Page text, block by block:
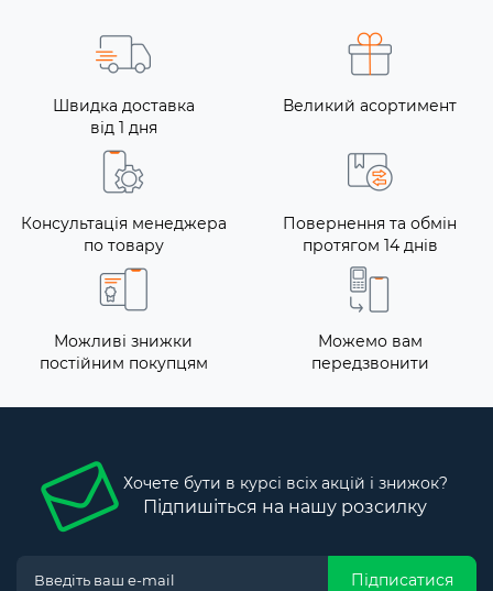
Швидка доставка
від 1 дня
Великий асортимент
Консультація менеджера
по товару
Повернення та обмін
протягом 14 днів
Можливі знижки
постійним покупцям
Можемо вам
передзвонити
Хочете бути в курсі всіх акцій і знижок?
Підпишіться на нашу розсилку
Підписатися